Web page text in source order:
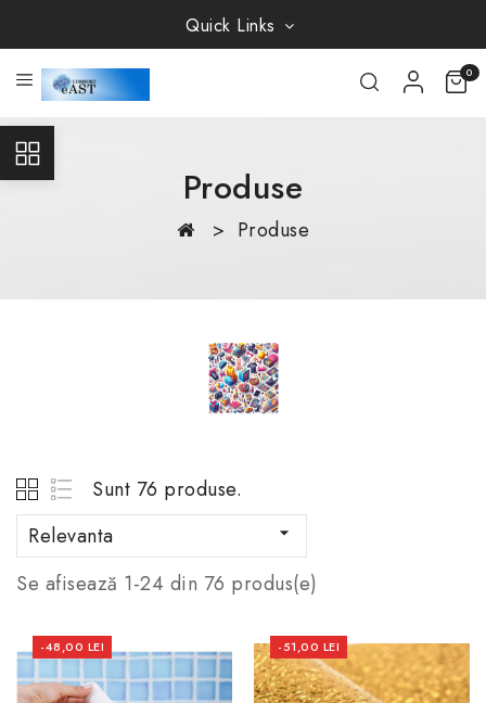
Quick Links
0
Produse
Produse
Sunt 76 produse.
Relevanta

Se afisează 1-24 din 76 produs(e)
-48,00 LEI -51,00 LEI